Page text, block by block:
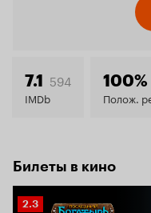
7.1 594
IMDb
100%
Полож.
Билеты в кино
Рейтинг
2.3